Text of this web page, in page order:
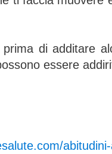
di additare
essere